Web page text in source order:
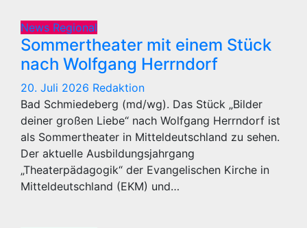
News Regional
Sommertheater mit einem Stück
nach Wolfgang Herrndorf
20. Juli 2026 Redaktion
Bad Schmiedeberg (md/wg). Das Stück „Bilder
deiner großen Liebe“ nach Wolfgang Herrndorf ist
als Sommertheater in Mitteldeutschland zu sehen.
Der aktuelle Ausbildungsjahrgang
„Theaterpädagogik“ der Evangelischen Kirche in
Mitteldeutschland (EKM) und…